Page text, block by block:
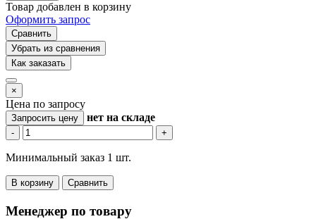
Товар добавлен в корзину
Оформить запрос
Сравнить
Убрать из сравнения
Как заказать
×
Цена по запросу
Запросить цену нет на складе
- +
Минимальный заказ 1 шт.
В корзину Сравнить
Менеджер по товару